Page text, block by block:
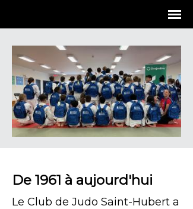
De 1961 à aujourd'hui
Le Club de Judo Saint-Hubert a